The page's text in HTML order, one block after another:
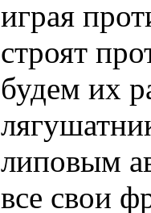
играя
строят
будем их
липовым
все свои